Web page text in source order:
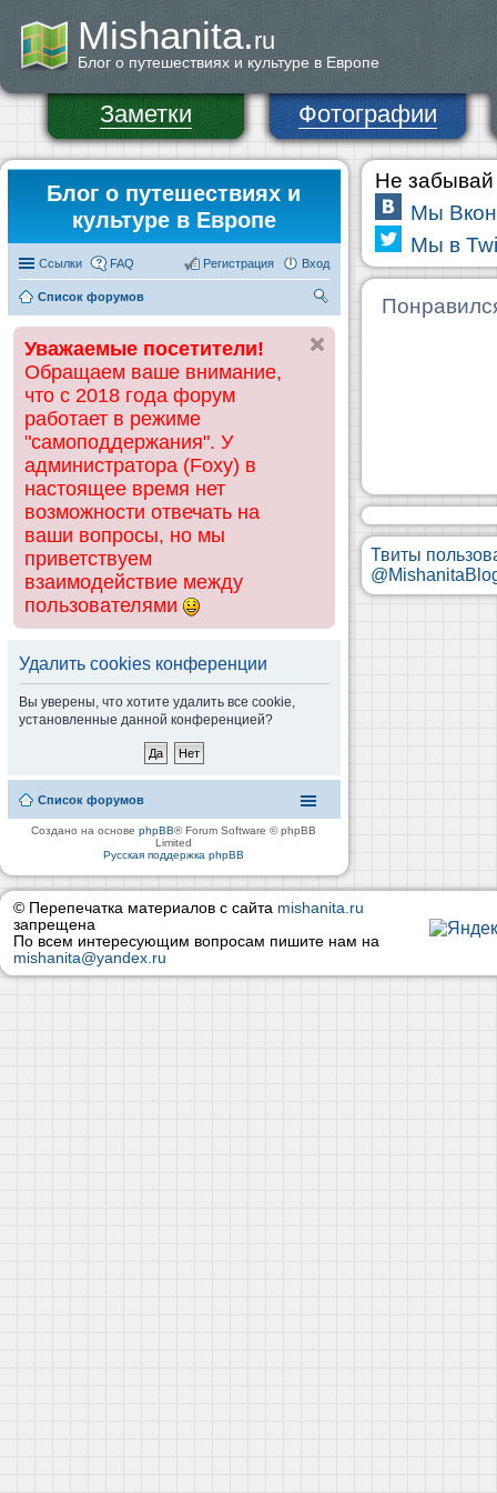
Mishanita.ru
Блог о путешествиях и культуре в Европе
Заметки Фотографии
Блог о путешествиях и
культуре в Европе
Ссылки FAQ Вход
Регистрация
Список форумов
ск
Уважаемые посетители!
Обращаем ваше внимание,
что с 2018 года форум
работает в режиме
"самоподдержания". У
администратора (Foxy) в
настоящее время нет
возможности отвечать на
ваши вопросы, но мы
приветствуем
взаимодействие между
пользователями
Удалить cookies конференции
Вы уверены, что хотите удалить все cookie,
установленные данной конференцией?
Список форумов
Создано на основеphpBB® Forum Software © phpBB
Limited
Русская поддержка phpBB
Не забывай
Мы
Мы в
Твиты
© Перепечатка материалов с сайта mishanita.ru
запрещена
По всем интересующим вопросам пишите нам на
mishanita@yandex.ru